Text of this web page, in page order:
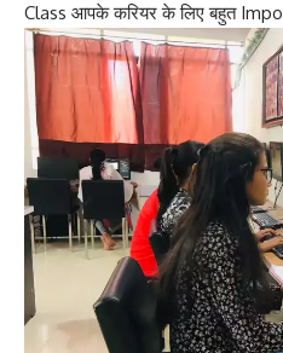
Class आपके करियर के लिए बहुत